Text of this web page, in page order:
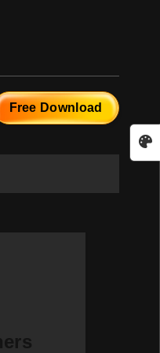
Free Download